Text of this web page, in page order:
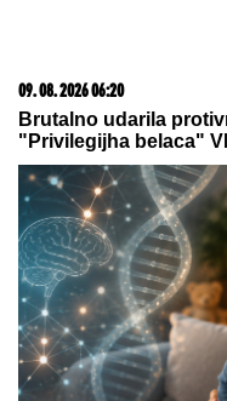
15. 07. 2026 07:44
Većina građana
letovanje - ovih 7